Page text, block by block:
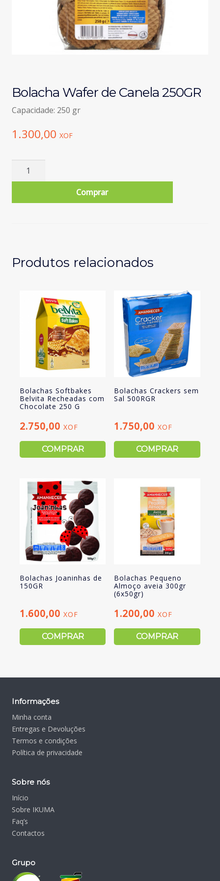
Bolacha Wafer de Canela 250GR
Capacidade: 250 gr
1.300,00 XOF
Quantidade
Wafer
Comprar
Produtos relacionados
Bolachas Softbakes
Belvita Recheadas com
Chocolate 250 G
2.750,00 XOF
COMPRAR
Bolachas Crackers sem
Sal 500RGR
1.750,00XOF
COMPRAR
Bolachas Joaninhas de
150GR
1.600,00 XOF
COMPRAR
Bolachas Pequeno
Almoço aveia 300gr
(6x50gr)
1.200,00XOF
COMPRAR
Informações
Minha conta
Entregas e Devoluções
Termos e condições
Política de privacidade
Sobre nós
Início
Sobre IKUMA
Faq’s
Contactos
Grupo